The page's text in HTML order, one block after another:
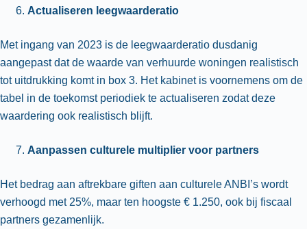
Actualiseren leegwaarderatio
Met ingang van 2023 is de leegwaarderatio dusdanig
aangepast dat de waarde van verhuurde woningen realistisch
tot uitdrukking komt in box 3. Het kabinet is voornemens om de
tabel in de toekomst periodiek te actualiseren zodat deze
waardering ook realistisch blijft.
Aanpassen culturele multiplier voor partners
Het bedrag aan aftrekbare giften aan culturele ANBI’s wordt
verhoogd met 25%, maar ten hoogste € 1.250, ook bij fiscaal
partners gezamenlijk.